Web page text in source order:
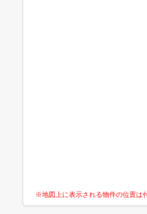
※地図上に表示される物件の位置は